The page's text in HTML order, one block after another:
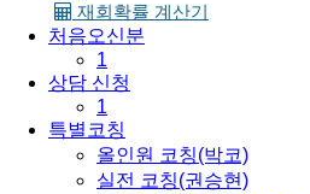
재회확률 계산기
처음오신분
1
상담 신청
1
특별코칭
올인원 코칭(박코)
실전 코칭(권승현)